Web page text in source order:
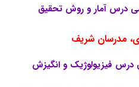
درس آمار و روش تحقیق
مدرسان شریف
درس فیزیولوژیک و انگیزش